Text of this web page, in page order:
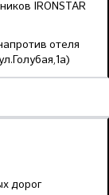
IRONSTAR
отеля
дорог